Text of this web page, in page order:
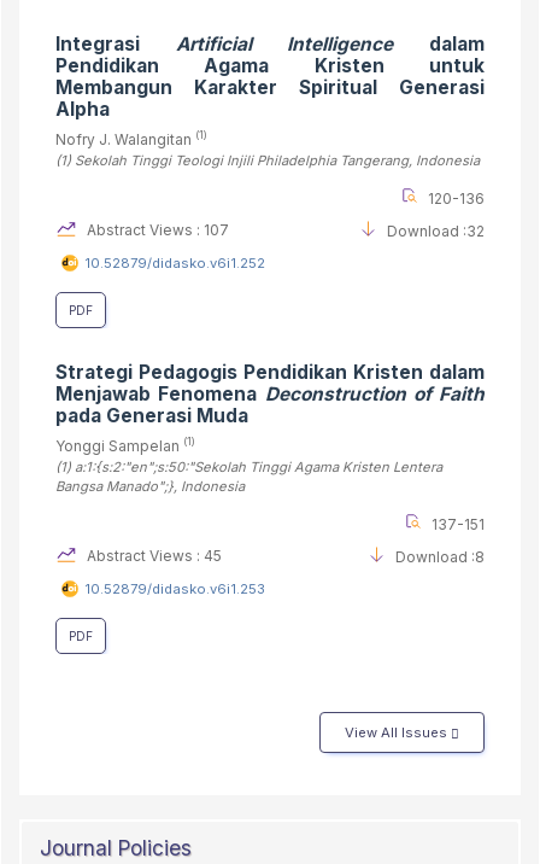
Integrasi Artificial Intelligencedalam
Pendidikan Agama Kristen untuk
Membangun Karakter Spiritual Generasi
Alpha
Nofry J. Walangitan (1)
(1) Sekolah Tinggi Teologi Injili Philadelphia Tangerang, Indonesia
120-136
Abstract Views : 107
Download :32
10.52879/didasko.v6i1.252
PDF
Strategi Pedagogis Pendidikan Kristen dalam
Menjawab Fenomena Deconstruction of Faith
pada Generasi Muda
Yonggi Sampelan (1)
(1) a:1:{s:2:"en";s:50:"Sekolah Tinggi Agama Kristen Lentera
Bangsa Manado";} , Indonesia
137-151
Abstract Views : 45
Download :8
10.52879/didasko.v6i1.253
PDF
View All Issues
Journal Policies